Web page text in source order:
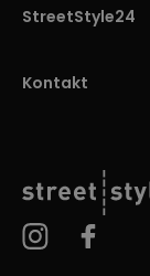
StreetStyle24
Kontakt